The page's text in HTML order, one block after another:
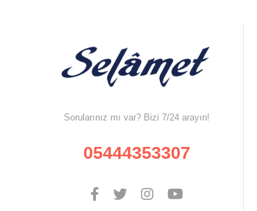
Sorularınız mı var? Bizi 7/24 arayın!
05444353307